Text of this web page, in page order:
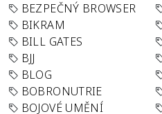
BEZPEČNÝ BROWSER
BIKRAM
BILL GATES
BJJ
BLOG
BOBRONUTRIE
BOJOVÉ UMĚNÍ